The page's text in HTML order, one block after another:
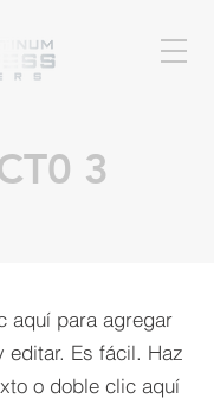
aquí para agregar
editar. Es fácil. Haz
o doble clic aquí
3